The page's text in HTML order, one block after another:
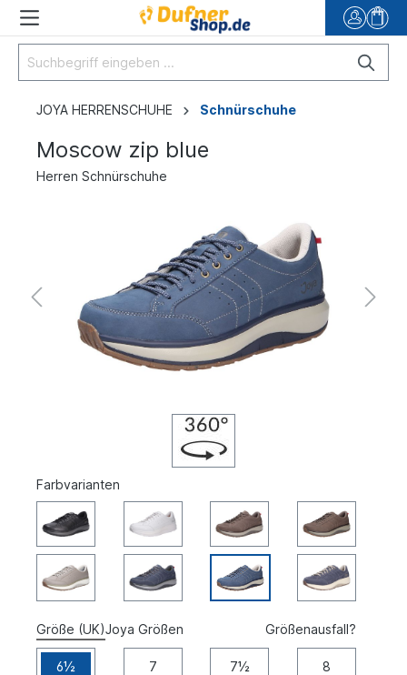
JOYA HERRENSCHUHE Schnürschuhe
Moscow zip blue
Herren Schnürschuhe
Farbvarianten
Größe (UK)Joya Größen Größenausfall?
6½ 7 7½ 8